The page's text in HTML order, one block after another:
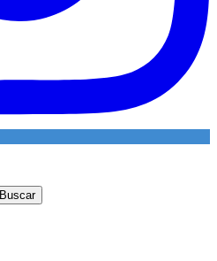
Buscar